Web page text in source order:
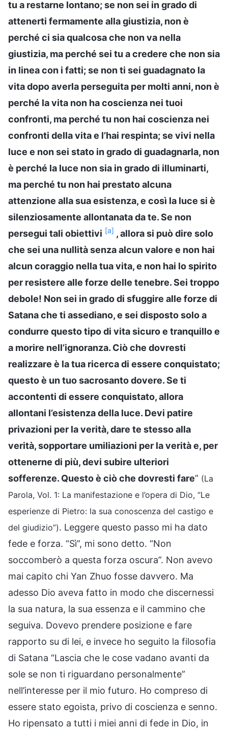
tu a restarne lontano; se non sei in grado di
attenerti fermamente alla giustizia, non è
perché ci sia qualcosa che non va nella
giustizia, ma perché sei tu a credere che non sia
in linea con i fatti; se non ti sei guadagnato la
vita dopo averla perseguita per molti anni, non è
perché la vita non ha coscienza nei tuoi
confronti, ma perché tu non hai coscienza nei
confronti della vita e l’hai respinta; se vivi nella
luce e non sei stato in grado di guadagnarla, non
è perché la luce non sia in grado di illuminarti,
ma perché tu non hai prestato alcuna
attenzione alla sua esistenza, e così la luce si è
silenziosamente allontanata da te. Se non
persegui tali obiettivi [a] , allora si può dire solo
che sei una nullità senza alcun valore e non hai
alcun coraggio nella tua vita, e non hai lo spirito
per resistere alle forze delle tenebre. Sei troppo
debole! Non sei in grado di sfuggire alle forze di
Satana che ti assediano, e sei disposto solo a
condurre questo tipo di vita sicuro e tranquillo e
a morire nell’ignoranza. Ciò che dovresti
realizzare è la tua ricerca di essere conquistato;
questo è un tuo sacrosanto dovere. Se ti
accontenti di essere conquistato, allora
allontani l’esistenza della luce. Devi patire
privazioni per la verità, dare te stesso alla
verità, sopportare umiliazioni per la verità e, per
ottenerne di più, devi subire ulteriori
sofferenze. Questo è ciò che dovresti fare” (La
Parola, Vol. 1: La manifestazione e l’opera di Dio, “Le
esperienze di Pietro: la sua conoscenza del castigo e
del giudizio”). Leggere questo passo mi ha dato
fede e forza. “Sì”, mi sono detto. “Non
soccomberò a questa forza oscura”. Non avevo
mai capito chi Yan Zhuo fosse davvero. Ma
adesso Dio aveva fatto in modo che discernessi
la sua natura, la sua essenza e il cammino che
seguiva. Dovevo prendere posizione e fare
rapporto su di lei, e invece ho seguito la filosofia
di Satana “Lascia che le cose vadano avanti da
sole se non ti riguardano personalmente”
nell’interesse per il mio futuro. Ho compreso di
essere stato egoista, privo di coscienza e senno.
Ho ripensato a tutti i miei anni di fede in Dio, in